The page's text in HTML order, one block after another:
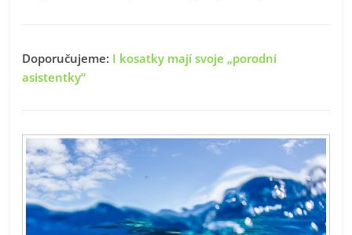
Doporučujeme: I kosatky mají svoje „porodní
asistentky“